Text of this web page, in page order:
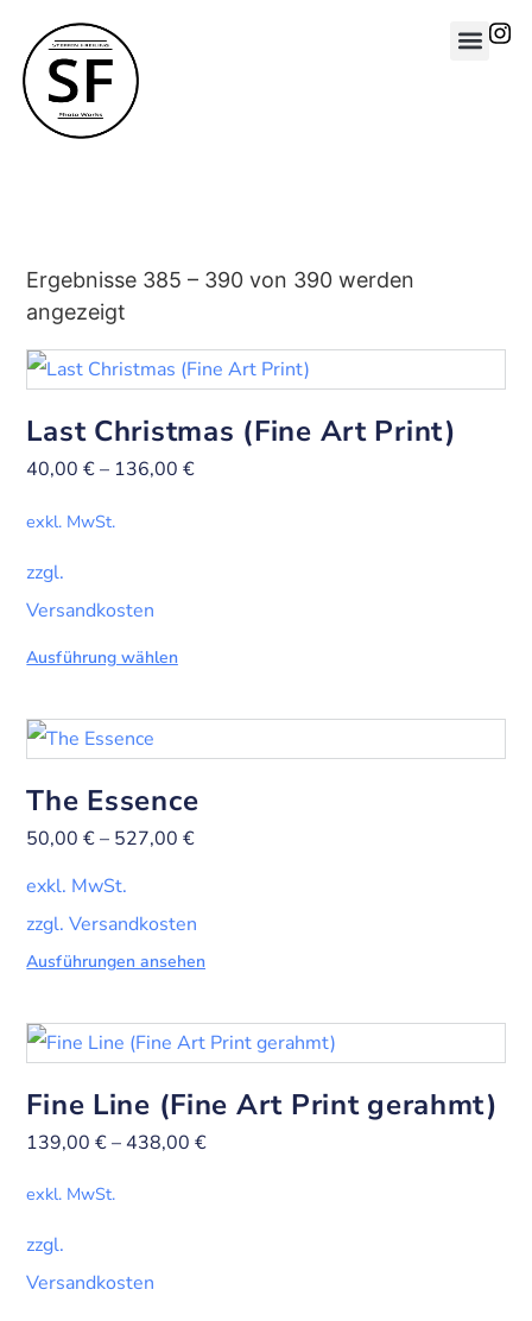
Ergebnisse 385 – 390 von 390 werden
angezeigt
Last Christmas (Fine Art Print)
40,00€– 136,00€
exkl. MwSt.
zzgl.
Versandkosten
Ausführung wählen
The Essence
50,00€– 527,00€
exkl. MwSt.
zzgl. Versandkosten
Ausführungen ansehen
Fine Line (Fine Art Print gerahmt)
139,00€– 438,00€
exkl. MwSt.
zzgl.
Versandkosten